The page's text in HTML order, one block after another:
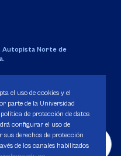
Autopista Norte de
de enero de 1980.
el uso de cookies y el
parte de la Universidad
de protección de datos
configurar el uso de
sus derechos de protección
de los canales habilitados